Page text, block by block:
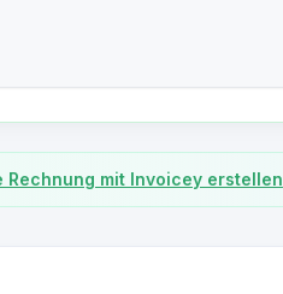
Rechnung mit Invoicey erstellen